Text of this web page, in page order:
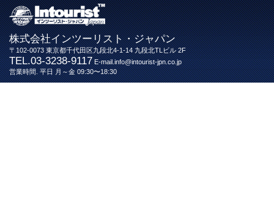
株式会社インツーリスト・ジャパン
〒102-0073 東京都千代田区九段北4-1-14 九段北TLビル 2F
TEL.03-3238-9117E-mail.info@intourist-jpn.co.jp
営業時間. 平日 月～金 09:30〜18:30